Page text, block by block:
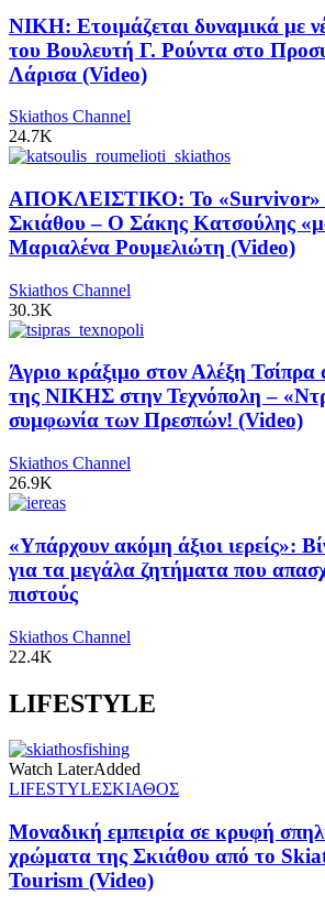
ΝΙΚΗ: Ετοιμάζεται δυναμικά με
του Βουλευτή Γ. Ρούντα στο
Λάρισα (Video)
Skiathos Channel
24.7K
ΑΠΟΚΛΕΙΣΤΙΚΟ: Το «Survivor»
Σκιάθου – Ο Σάκης Κατσούλης
Μαριαλένα Ρουμελιώτη (Video)
Skiathos Channel
30.3K
Άγριο κράξιμο στον Αλέξη
της ΝΙΚΗΣ στην Τεχνόπολη –
συμφωνία των Πρεσπών! (Video)
Skiathos Channel
26.9K
«Υπάρχουν ακόμη άξιοι ιερείς»:
για τα μεγάλα ζητήματα που
πιστούς
Skiathos Channel
22.4K
LIFESTYLE
Watch LaterAdded
LIFESTYLEΣΚΙΑΘΟΣ
Μοναδική εμπειρία σε κρυφή
χρώματα της Σκιάθου από το
Tourism (Video)